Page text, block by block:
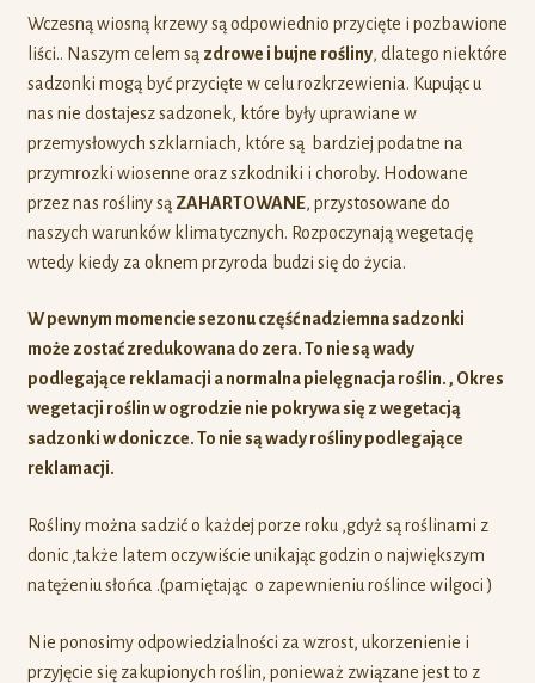
Wczesną wiosną krzewy są odpowiednio przycięte i pozbawione
liści.. Naszym celem są zdrowe i bujne rośliny, dlatego niektóre
sadzonki mogą być przycięte w celu rozkrzewienia. Kupując u
nas nie dostajesz sadzonek, które były uprawiane w
przemysłowych szklarniach, które są bardziej podatne na
przymrozki wiosenne oraz szkodniki i choroby. Hodowane
przez nas rośliny są ZAHARTOWANE, przystosowane do
naszych warunków klimatycznych. Rozpoczynają wegetację
wtedy kiedy za oknem przyroda budzi się do życia.
W pewnym momencie sezonu część nadziemna sadzonki
może zostać zredukowana do zera. To nie są wady
podlegające reklamacji a normalna pielęgnacja roślin. , Okres
wegetacji roślin w ogrodzie nie pokrywa się z wegetacją
sadzonki w doniczce. To nie są wady rośliny podlegające
reklamacji.
Rośliny można sadzić o każdej porze roku ,gdyż są roślinami z
donic ,także latem oczywiście unikając godzin o największym
natężeniu słońca .(pamiętając o zapewnieniu roślince wilgoci )
Nie ponosimy odpowiedzialności za wzrost, ukorzenienie i
przyjęcie się zakupionych roślin, ponieważ związane jest to z